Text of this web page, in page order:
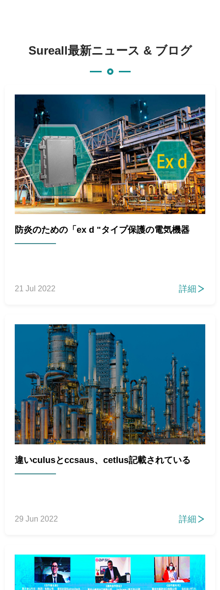
Sureall最新ニュース & ブログ
防炎のための「ex d "タイプ保護の電気機器
21 Jul 2022 詳細 
違いculusとccsaus、cetlus記載されている
29 Jun 2022 詳細 